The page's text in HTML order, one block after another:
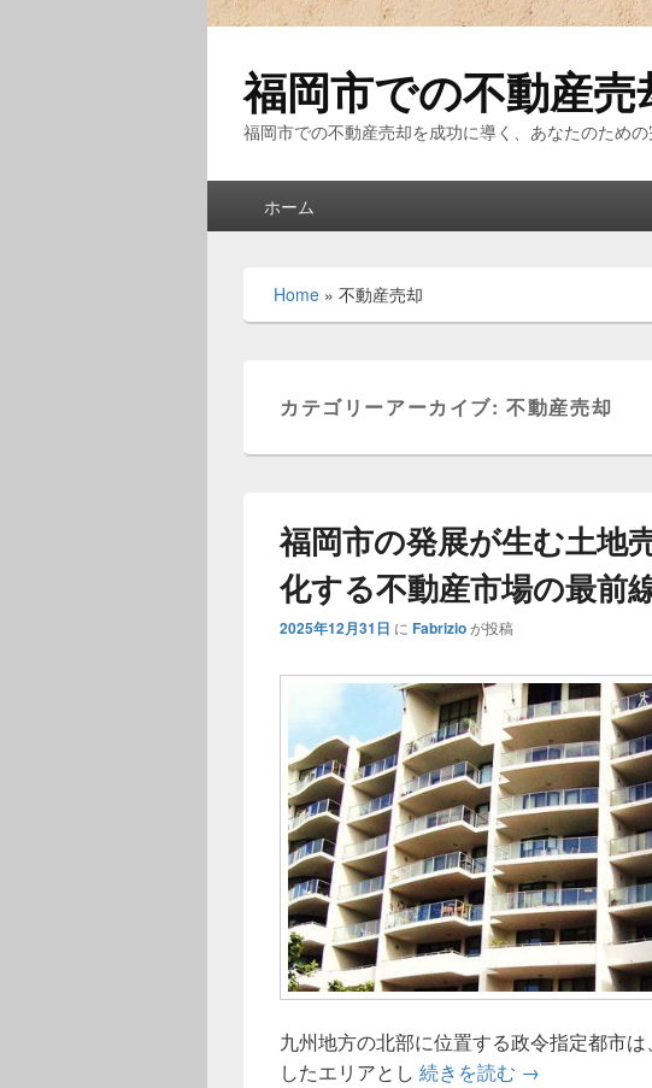
福岡市での不動産売
福岡市での不動産売却を成功に導く、あなたのため
ホーム
Home » 不動産売却
カテゴリーアーカイブ:不動産売却
福岡市の発展が生む土地
化する不動産市場の最前
2025年12月31日 に Fabrizioが投稿
九州地方の北部に位置する政令指定都市
したエリアとし 続きを読む 福岡市の発展
→